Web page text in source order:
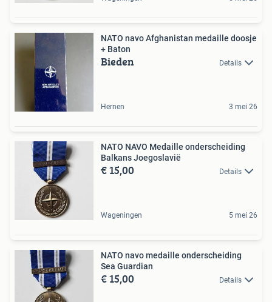
NATO navo Afghanistan medaille doosje
+ Baton
Bieden Details
Hernen 3 mei 26
NATO NAVO Medaille onderscheiding
Balkans Joegoslavië
€ 15,00 Details
Wageningen 5 mei 26
NATO navo medaille onderscheiding
Sea Guardian
€ 15,00 Details